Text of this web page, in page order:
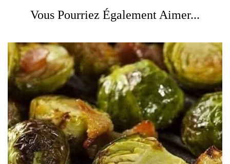
Vous Pourriez Également Aimer...